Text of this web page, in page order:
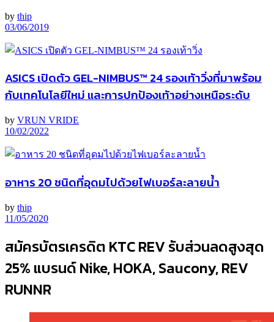
by thip
03/06/2019
ASICS เปิดตัว GEL-NIMBUS™ 24 รองเท้าวิ่งที่มาพร้อม
กับเทคโนโลยีใหม่ และการปกป้องเท้าอย่างเหนือระดับ
by VRUN VRIDE
10/02/2022
อาหาร 20 ชนิดที่อุดมไปด้วยไฟเบอร์ละลายน้ำ
by thip
11/05/2020
สมัครบัตรเครดิต KTC REV รับส่วนลดสูงสุด
25% แบรนด์ Nike, HOKA, Saucony, REV
RUNNR